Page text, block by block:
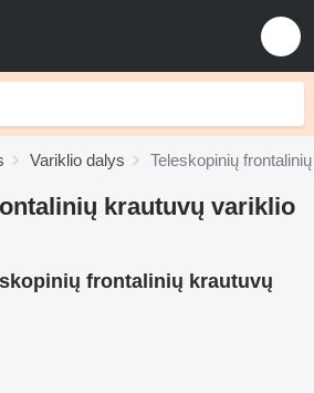
Variklio dalys Teleskopinių
krautuvų variklio
frontalinių krautuvų